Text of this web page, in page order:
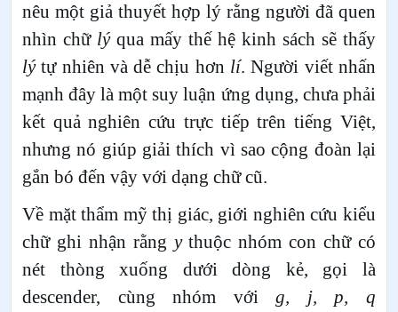
nêu một giả thuyết hợp lý rằng người đã quen
nhìn chữ lýqua mấy thế hệ kinh sách sẽ thấy
lýtự nhiên và dễ chịu hơn lí. Người viết nhấn
mạnh đây là một suy luận ứng dụng, chưa phải
kết quả nghiên cứu trực tiếp trên tiếng Việt,
nhưng nó giúp giải thích vì sao cộng đoàn lại
gắn bó đến vậy với dạng chữ cũ.
Về mặt thẩm mỹ thị giác, giới nghiên cứu kiểu
chữ ghi nhận rằng ythuộc nhóm con chữ có
nét thòng xuống dưới dòng kẻ, gọi là
descender, cùng nhóm vớig, j, p, q